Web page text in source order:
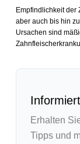
Empfindlichkeit der
aber auch bis hin
Ursachen sind
Erhalten
Tipps und